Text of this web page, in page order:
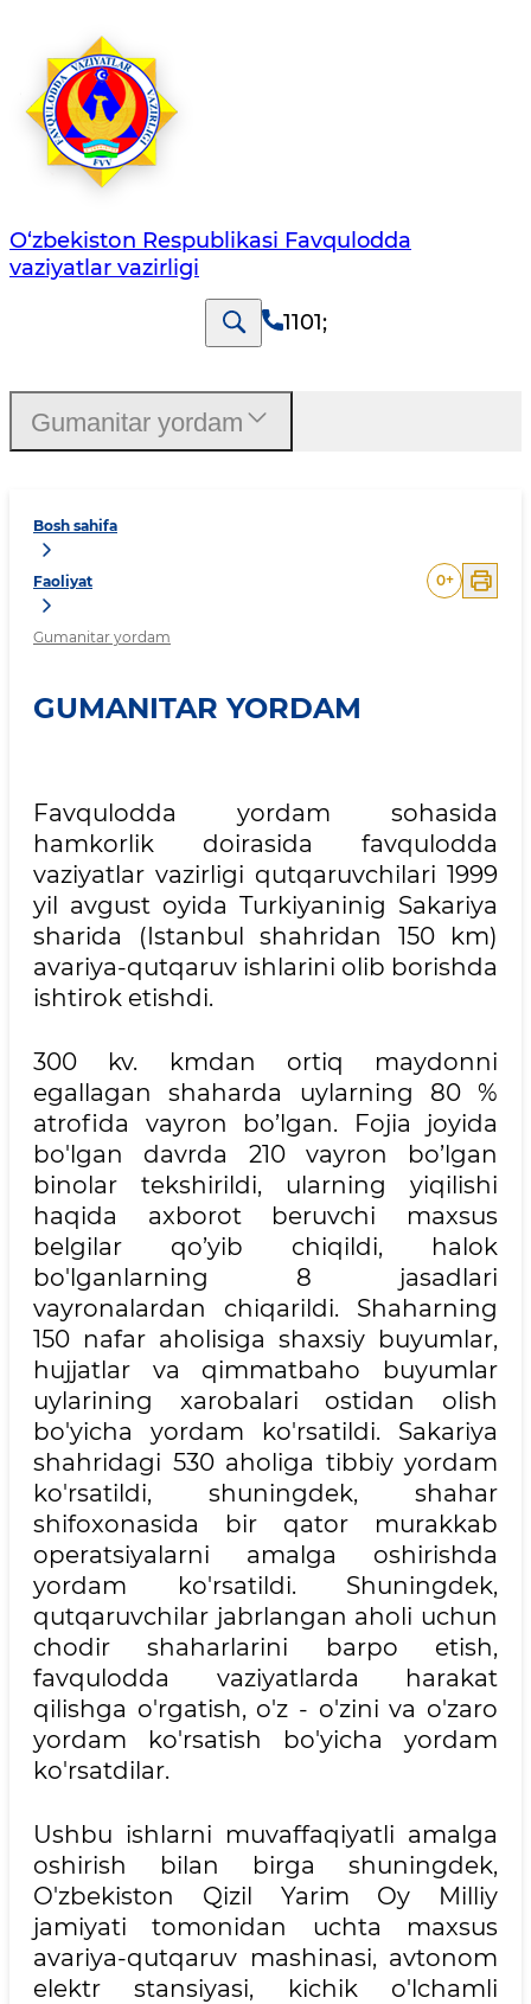
O‘zbеkistоn Rеspublikаsi Favqulodda
vaziyatlar vazirligi
1101;
Bosh sahifa
Faoliyat
Gumanitar yordam
0+
GUMANITAR YORDAM
Favqulodda yordam sohasida
hamkorlik doirasida favqulodda
vaziyatlar vazirligi qutqaruvchilari 1999
yil avgust oyida Turkiyaninig Sakariya
sharida (Istanbul shahridan 150 km)
avariya-qutqaruv ishlarini olib borishda
ishtirok etishdi.
300 kv. kmdan ortiq maydonni
egallagan shaharda uylarning 80 %
atrofida vayron bo’lgan. Fojia joyida
bo'lgan davrda 210 vayron bo’lgan
binolar tekshirildi, ularning yiqilishi
haqida axborot beruvchi maxsus
belgilar qo’yib chiqildi, halok
bo'lganlarning 8 jasadlari
vayronalardan chiqarildi. Shaharning
150 nafar aholisiga shaxsiy buyumlar,
hujjatlar va qimmatbaho buyumlar
uylarining xarobalari ostidan olish
bo'yicha yordam ko'rsatildi. Sakariya
shahridagi 530 aholiga tibbiy yordam
ko'rsatildi, shuningdek, shahar
shifoxonasida bir qator murakkab
operatsiyalarni amalga oshirishda
yordam ko'rsatildi. Shuningdek,
qutqaruvchilar jabrlangan aholi uchun
chodir shaharlarini barpo etish,
favqulodda vaziyatlarda harakat
qilishga o'rgatish, o'z - o'zini va o'zaro
yordam ko'rsatish bo'yicha yordam
ko'rsatdilar.
Ushbu ishlarni muvaffaqiyatli amalga
oshirish bilan birga shuningdek,
O'zbekiston Qizil Yarim Oy Milliy
jamiyati tomonidan uchta maxsus
avariya-qutqaruv mashinasi, avtonom
elektr stansiyasi, kichik o'lchamli
Gumanitar yordam